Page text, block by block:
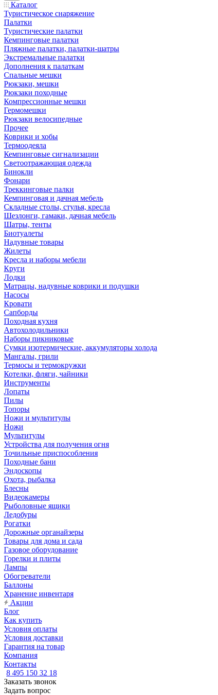
Каталог
Туристическое снаряжение
Палатки
Туристические палатки
Кемпинговые палатки
Пляжные палатки, палатки-шатры
Экстремальные палатки
Дополнения к палаткам
Спальные мешки
Рюкзаки, мешки
Рюкзаки походные
Компрессионные мешки
Гермомешки
Рюкзаки велосипедные
Прочее
Коврики и хобы
Термоодеяла
Кемпинговые сигнализации
Светоотражающая одежда
Бинокли
Фонари
Треккинговые палки
Кемпинговая и дачная мебель
Складные столы, стулья, кресла
Шезлонги, гамаки, дачная мебель
Шатры, тенты
Биотуалеты
Надувные товары
Жилеты
Кресла и наборы мебели
Круги
Лодки
Матрацы, надувные коврики и подушки
Насосы
Кровати
Сапборды
Походная кухня
Автохолодильники
Наборы пикниковые
Сумки изотермические, аккумуляторы холода
Мангалы, грили
Термосы и термокружки
Котелки, фляги, чайники
Инструменты
Лопаты
Пилы
Топоры
Ножи и мультитулы
Ножи
Мультитулы
Устройства для получения огня
Точильные приспособления
Походные бани
Эндоскопы
Охота, рыбалка
Блесны
Видеокамеры
Рыболовные ящики
Ледобуры
Рогатки
Дорожные органайзеры
Товары для дома и сада
Газовое оборудование
Горелки и плиты
Лампы
Обогреватели
Баллоны
Хранение инвентаря
Акции
Блог
Как купить
Условия оплаты
Условия доставки
Гарантия на товар
Компания
Контакты
8 495 150 32 18
Заказать звонок
Задать вопрос